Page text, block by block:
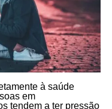
à saúde
em
tendem a ter pressão